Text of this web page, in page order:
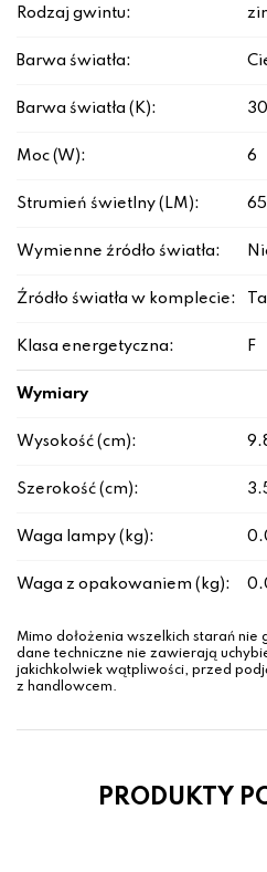
Rodzaj gwintu:
Barwa światła:
Barwa światła (K):
Moc (W): 6
Strumień świetlny (LM):
Wymienne źródło światła:
Źródło światła w komplecie:
Klasa energetyczna: F
Wymiary
Wysokość (cm):
Szerokość (cm):
Waga lampy (kg):
Waga z opakowaniem (kg):
Mimo dołożenia wszelkich starań
dane techniczne nie zawierają
jakichkolwiek wątpliwości, przed
z handlowcem.
PRODUKTY